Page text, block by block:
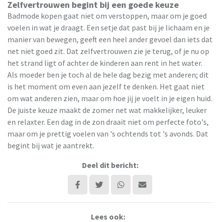
Zelfvertrouwen begint bij een goede keuze
Badmode kopen gaat niet om verstoppen, maar om je goed
voelen in wat je draagt. Een setje dat past bij je lichaam en je
manier van bewegen, geeft een heel ander gevoel dan iets dat
net niet goed zit. Dat zelfvertrouwen zie je terug, of je nu op
het strand ligt of achter de kinderen aan rent in het water.
Als moeder ben je toch al de hele dag bezig met anderen; dit
is het moment om even aan jezelf te denken. Het gaat niet
om wat anderen zien, maar om hoe jij je voelt in je eigen huid.
De juiste keuze maakt de zomer net wat makkelijker, leuker
en relaxter. Een dag in de zon draait niet om perfecte foto's,
maar om je prettig voelen van 's ochtends tot 's avonds. Dat
begint bij wat je aantrekt.
Deel dit bericht:
Lees ook: